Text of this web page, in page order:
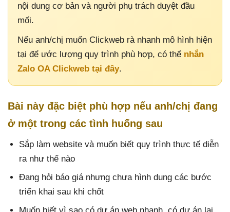
nội dung cơ bản và người phụ trách duyệt đầu
mối.
Nếu anh/chị muốn Clickweb rà nhanh mô hình hiện
tại để ước lượng quy trình phù hợp, có thể nhắn
Zalo OA Clickweb tại đây.
Bài này đặc biệt phù hợp nếu anh/chị đang
ở một trong các tình huống sau
Sắp làm website và muốn biết quy trình thực tế diễn
ra như thế nào
Đang hỏi báo giá nhưng chưa hình dung các bước
triển khai sau khi chốt